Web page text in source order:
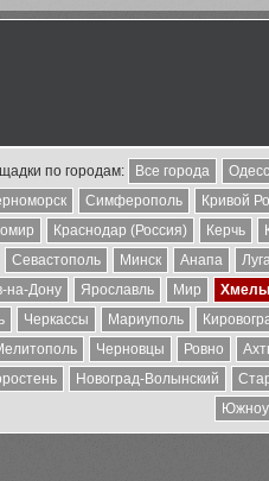
по городам: Все города
Симферополь Кривой
Краснодар (Россия) Керчь
Севастополь
Минск Анапа
на-Дону
Ярославль Мир
Черкассы Мариуполь
Черновцы Ровно
Новоград-Волынский